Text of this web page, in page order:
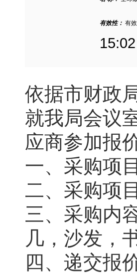
有效性： 有效
15:02
依据市财政
就我局会议
应商参加报价
一、采购项
二、采购项
三、采购内
几，沙发，
四、递交报